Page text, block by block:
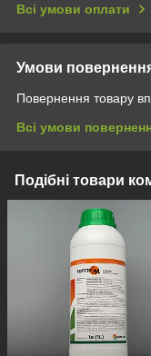
Всі умови оплати
Умови
Повернення товару
Всі умови
Подібні товари